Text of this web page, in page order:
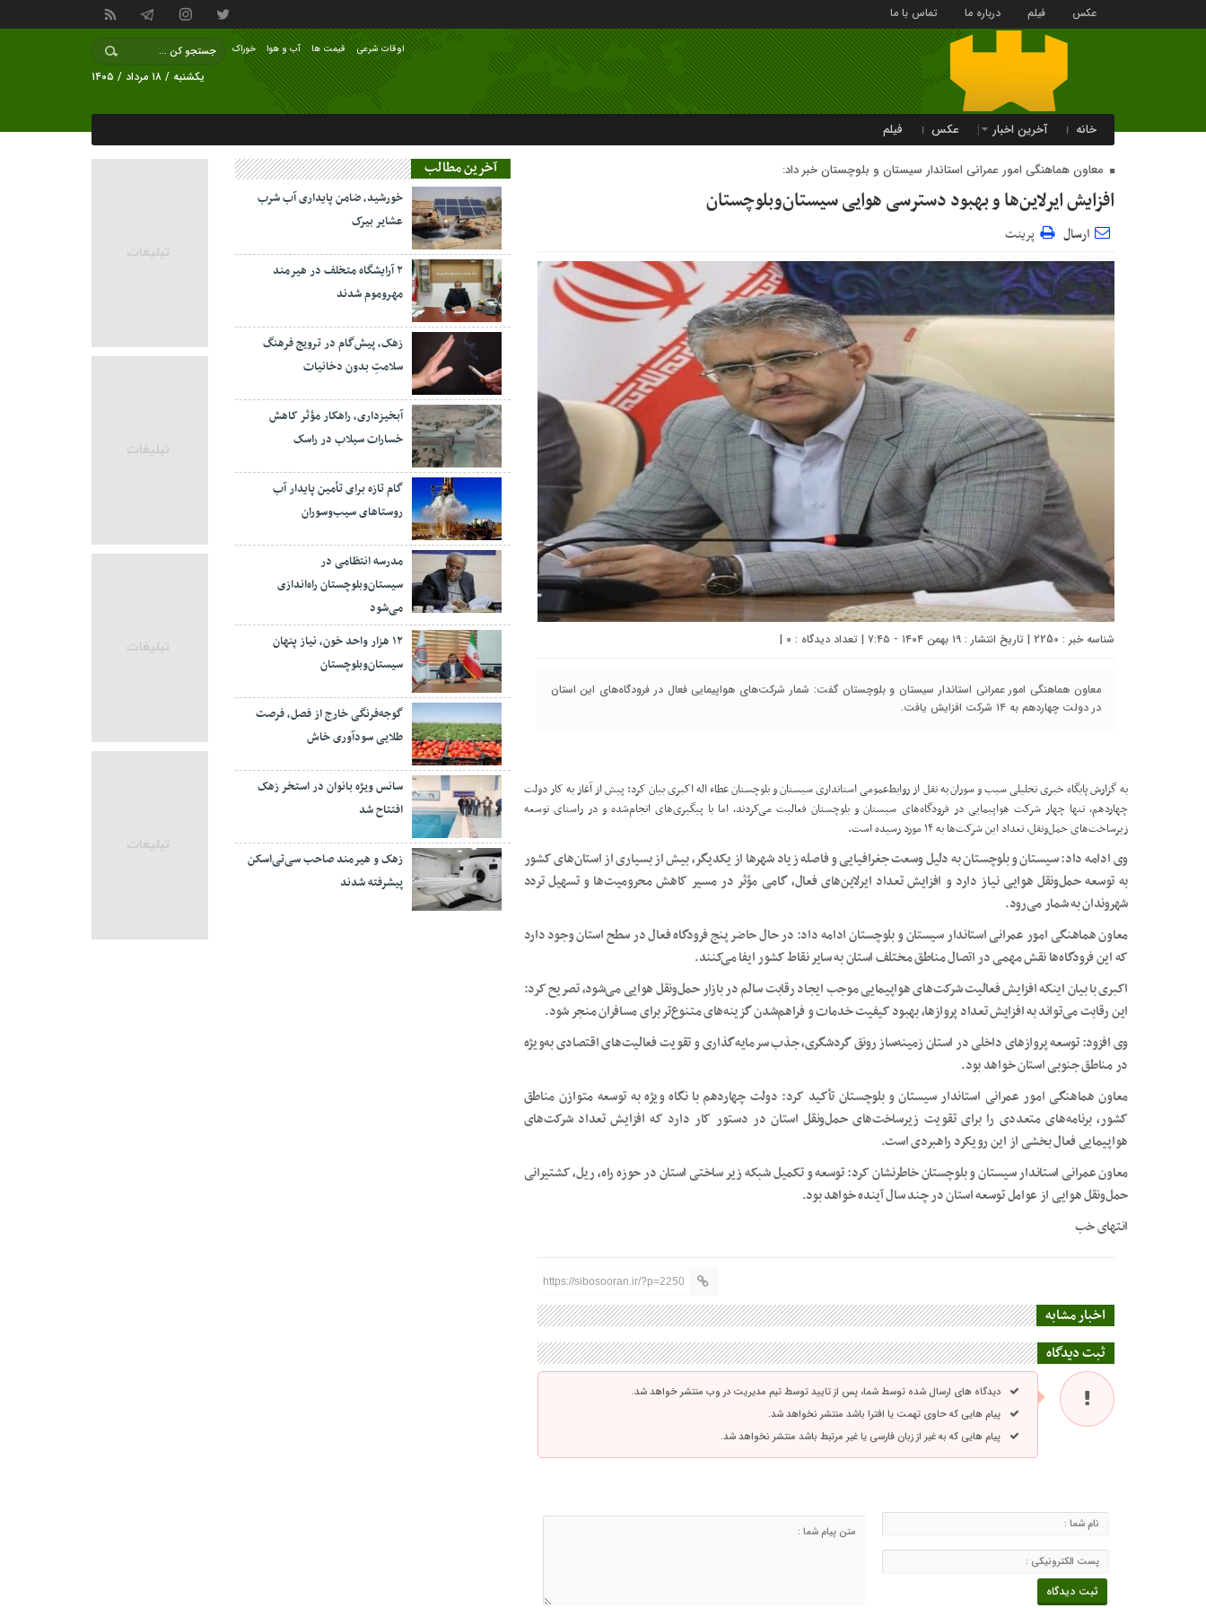
عکس فیلم درباره ما تماس با ما
خوراک آب و هوا قیمت ها اوقات شرعی
یکشنبه / ۱۸ مرداد / ۱۴۰۵
خانه آخرین اخبار عکس فیلم
معاون هماهنگی امور عمرانی استاندار سیستان و بلوچستان خبر داد:
افزایش ایرلاین‌ها و بهبود دسترسی هوایی سیستان‌وبلوچستان
ارسال پرینت
شناسه خبر : 2250 | تاریخ انتشار : ۱۹ بهمن ۱۴۰۴ - ۷:۴۵ | تعداد دیدگاه : ۰ |
معاون هماهنگی امور عمرانی استاندار سیستان و بلوچستان گفت: شمار شرکت‌های هواپیمایی فعال در فرودگاه‌های این استان
در دولت چهاردهم به ۱۴ شرکت افزایش یافت.
به گزارش پایگاه خبری تحلیلی سیب و سوران به نقل از روابط‌عمومی استانداری سیستان و بلوچستان عطاء اله اکبری بیان کرد: پیش از آغاز به کار دولت
چهاردهم، تنها چهار شرکت هواپیمایی در فرودگاه‌های سیستان و بلوچستان فعالیت می‌کردند، اما با پیگیری‌های انجام‌شده و در راستای توسعه
زیرساخت‌های حمل‌ونقل، تعداد این شرکت‌ها به ۱۴ مورد رسیده است.
وی ادامه داد: سیستان و بلوچستان به دلیل وسعت جغرافیایی و فاصله زیاد شهرها از یکدیگر، بیش از بسیاری از استان‌های کشور
به توسعه حمل‌ونقل هوایی نیاز دارد و افزایش تعداد ایرلاین‌های فعال، گامی مؤثر در مسیر کاهش محرومیت‌ها و تسهیل تردد
شهروندان به شمار می‌رود.
معاون هماهنگی امور عمرانی استاندار سیستان و بلوچستان ادامه داد: در حال حاضر پنج فرودگاه فعال در سطح استان وجود دارد
که این فرودگاه‌ها نقش مهمی در اتصال مناطق مختلف استان به سایر نقاط کشور ایفا می‌کنند.
اکبری با بیان اینکه افزایش فعالیت شرکت‌های هواپیمایی موجب ایجاد رقابت سالم در بازار حمل‌ونقل هوایی می‌شود، تصریح کرد:
این رقابت می‌تواند به افزایش تعداد پروازها، بهبود کیفیت خدمات و فراهم‌شدن گزینه‌های متنوع‌تر برای مسافران منجر شود.
وی افزود: توسعه پروازهای داخلی در استان زمینه‌ساز رونق گردشگری، جذب سرمایه‌گذاری و تقویت فعالیت‌های اقتصادی به‌ویژه
در مناطق جنوبی استان خواهد بود.
معاون هماهنگی امور عمرانی استاندار سیستان و بلوچستان تأکید کرد: دولت چهاردهم با نگاه ویژه به توسعه متوازن مناطق
کشور، برنامه‌های متعددی را برای تقویت زیرساخت‌های حمل‌ونقل استان در دستور کار دارد که افزایش تعداد شرکت‌های
هواپیمایی فعال بخشی از این رویکرد راهبردی است.
معاون عمرانی استاندار سیستان و بلوچستان خاطرنشان کرد: توسعه و تکمیل شبکه زیر ساختی استان در حوزه راه، ریل، کشتیرانی
حمل‌ونقل هوایی از عوامل توسعه استان در چند سال آینده خواهد بود.
انتهای خب
https://sibosooran.ir/?p=2250
اخبار مشابه
ثبت دیدگاه
دیدگاه های ارسال شده توسط شما، پس از تایید توسط تیم مدیریت در وب منتشر خواهد شد.
پیام هایی که حاوی تهمت یا افترا باشد منتشر نخواهد شد.
پیام هایی که به غیر از زبان فارسی یا غیر مرتبط باشد منتشر نخواهد شد.
آخرین مطالب
خورشید، ضامن پایداری آب شرب
عشایر بیرک
۲ آرایشگاه متخلف در هیرمند
مهروموم شدند
زهک، پیش‌گام در ترویج فرهنگ
سلامتِ بدون دخانیات
آبخیزداری، راهکار مؤثر کاهش
خسارات سیلاب در راسک
گام تازه برای تأمین پایدار آب
روستاهای سیب‌وسوران
مدرسه انتظامی در
سیستان‌وبلوچستان راه‌اندازی
می‌شود
۱۲ هزار واحد خون، نیاز پنهان
سیستان‌وبلوچستان
گوجه‌فرنگی خارج از فصل، فرصت
طلایی سودآوری خاش
سانس ویژه بانوان در استخر زهک
افتتاح شد
زهک و هیرمند صاحب سی‌تی‌اسکن
پیشرفته شدند